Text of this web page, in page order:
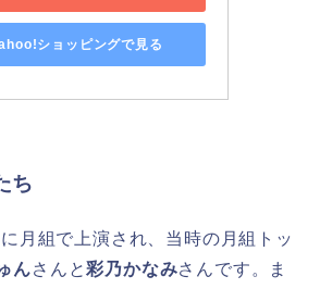
ショッピングで見る
ち
月組で上演され、当時の月組トッ
んさんと彩乃かなみさんです。ま